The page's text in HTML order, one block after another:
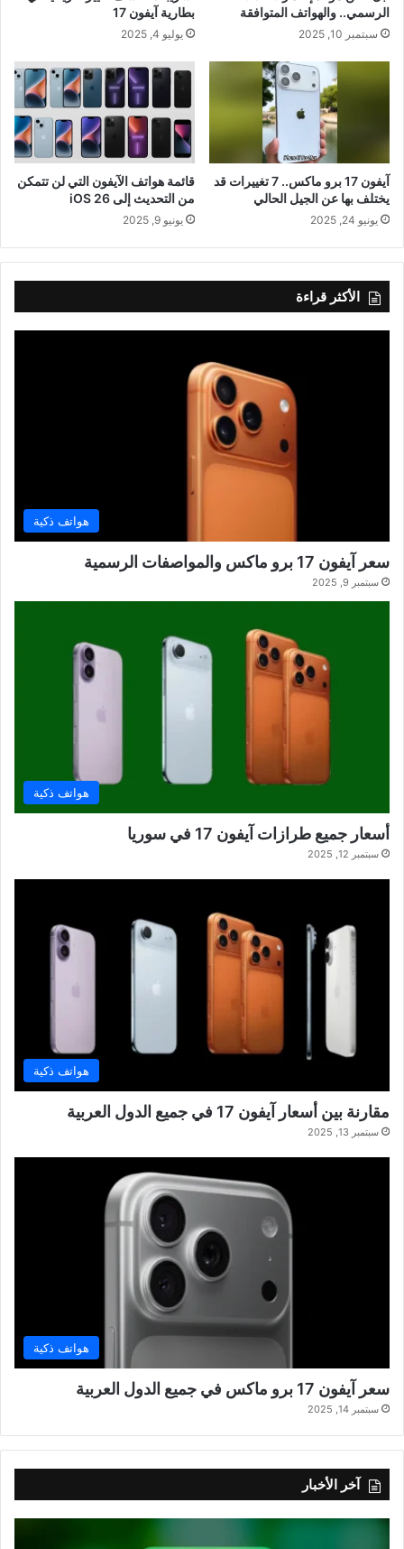
الرسمي.. والهواتف المتوافقة
سبتمبر 10, 2025
بطارية آيفون 17
يوليو 4, 2025
آيفون 17 برو ماكس.. 7 تغييرات قد
يختلف بها عن الجيل الحالي
يونيو 24, 2025
قائمة هواتف الآيفون التي لن تتمكن
من التحديث إلى iOS 26
يونيو 9, 2025
الأكثر قراءة
هواتف ذكية
سعر آيفون 17 برو ماكس والمواصفات الرسمية
سبتمبر 9, 2025
هواتف ذكية
أسعار جميع طرازات آيفون 17 في سوريا
سبتمبر 12, 2025
هواتف ذكية
مقارنة بين أسعار آيفون 17 في جميع الدول العربية
سبتمبر 13, 2025
هواتف ذكية
سعر آيفون 17 برو ماكس في جميع الدول العربية
سبتمبر 14, 2025
آخر الأخبار